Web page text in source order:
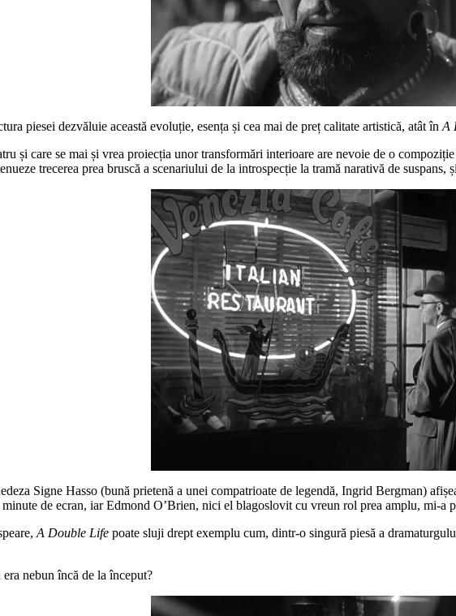
piesei dezvăluie această evoluție, esența și cea mai de preț calitate artistică, atât în A
și care se mai și vrea proiecția unor transformări interioare are nevoie de o
trecerea prea bruscă a scenariului de la introspecție la tramă narativă de suspans,
Signe Hasso (bună prietenă a unei compatrioate de legendă, Ingrid Bergman)
de ecran, iar Edmond O’Brien, nici el blagoslovit cu vreun rol prea amplu, mi-a
A Double Life poate sluji drept exemplu cum, dintr-o singură piesă a
nebun încă de la început?